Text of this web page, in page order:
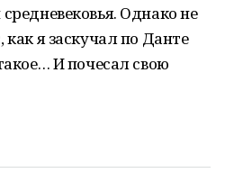
Однако не
я заскучал по Данте
И почесал свою